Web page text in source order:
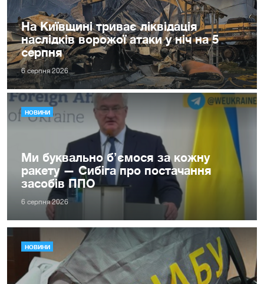
На Київщині триває ліквідація
наслідків ворожої атаки у ніч на 5
серпня
6 серпня 2026
НОВИНИ
Ми буквально б’ємося за кожну
ракету — Сибіга про постачання
засобів ППО
6 серпня 2026
НОВИНИ